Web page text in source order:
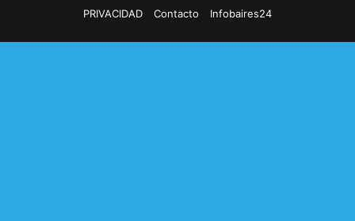
PRIVACIDAD
Contacto Infobaires24